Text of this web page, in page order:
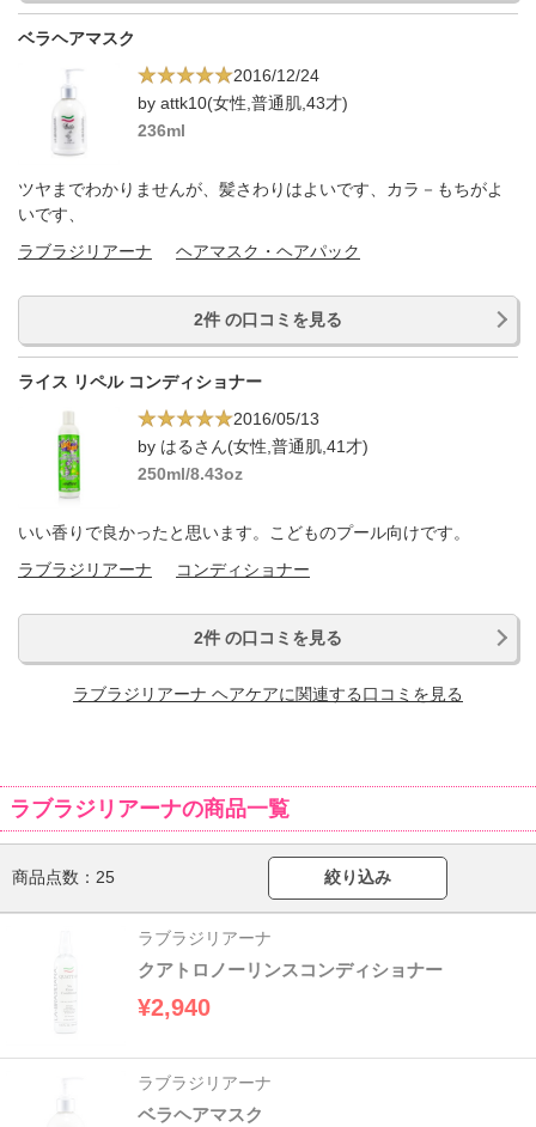
ベラヘアマスク
2016/12/24
by attk10(女性,普通肌,43才)
236ml
ツヤまでわかりませんが、髪さわりはよいです、カラ－もちがよ
いです、
ラブラジリアーナ
ヘアマスク・ヘアパック
2件 の口コミを見る
ライス リペル コンディショナー
2016/05/13
by はるさん(女性,普通肌,41才)
250ml/8.43oz
いい香りで良かったと思います。こどものプール向けです。
ラブラジリアーナ
コンディショナー
2件 の口コミを見る
ラブラジリアーナ ヘアケアに関連する口コミを見る
ラブラジリアーナの商品一覧
商品点数： 25 絞り込み
ラブラジリアーナ
クアトロノーリンスコンディショナー
¥2,940
ラブラジリアーナ
ベラヘアマスク